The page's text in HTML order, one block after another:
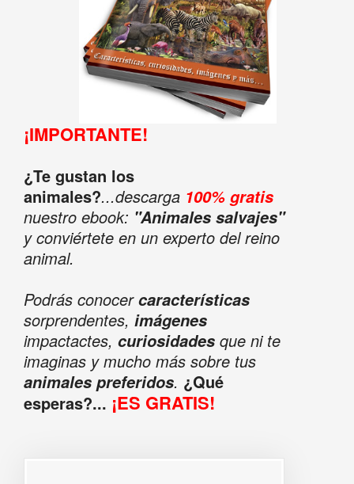
¡IMPORTANTE!
¿Te gustan los
animales?...descarga 100% gratis
nuestro ebook: "Animales salvajes"
y conviértete en un experto del reino
animal.
Podrás conocercaracterísticas
sorprendentes, imágenes
impactactes, curiosidadesque ni te
imaginas y mucho más sobre tus
animales preferidos. ¿Qué
esperas?... ¡ES GRATIS!